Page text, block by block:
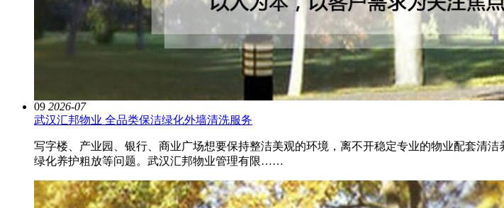
09 2026-07
武汉汇邦物业 全品类保洁绿化外墙清洗服务
写字楼、产业园、银行、商业广场想要保持整洁美观的环境，离不开稳定专业的物业配套清
绿化养护粗放等问题。武汉汇邦物业管理有限……